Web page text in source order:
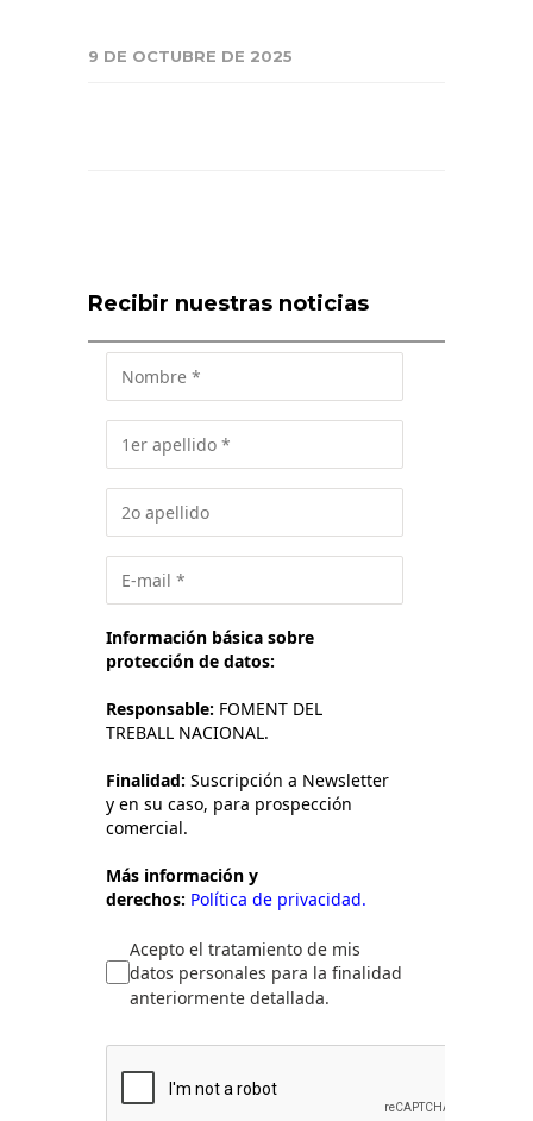
9 DE OCTUBRE DE 2025
Recibir nuestras noticias
Información básica sobre
protección de datos:
Responsable: FOMENT DEL
TREBALL NACIONAL.
Finalidad: Suscripción a Newsletter
y en su caso, para prospección
comercial.
Más información y
derechos: Política de privacidad.
Acepto el tratamiento de mis
datos personales para la finalidad
anteriormente detallada.